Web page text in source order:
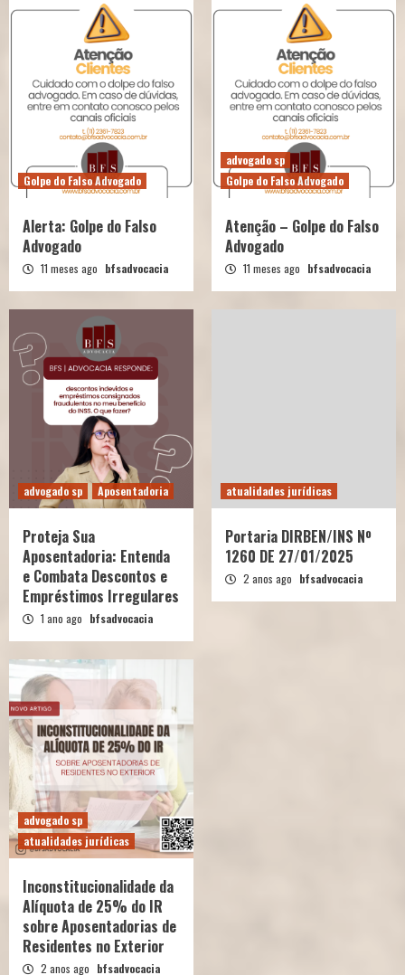
Golpe do Falso Advogado
Alerta: Golpe do Falso
Advogado
11 meses ago bfsadvocacia
advogado sp
Golpe do Falso Advogado
Atenção – Golpe do Falso
Advogado
11 meses ago bfsadvocacia
advogado sp Aposentadoria
Proteja Sua
Aposentadoria: Entenda
e Combata Descontos e
Empréstimos Irregulares
1 ano ago bfsadvocacia
atualidades jurídicas
Portaria DIRBEN/INS Nº
1260 DE 27/01/2025
2 anos ago bfsadvocacia
advogado sp
atualidades jurídicas
Inconstitucionalidade da
Alíquota de 25% do IR
sobre Aposentadorias de
Residentes no Exterior
2 anos ago bfsadvocacia